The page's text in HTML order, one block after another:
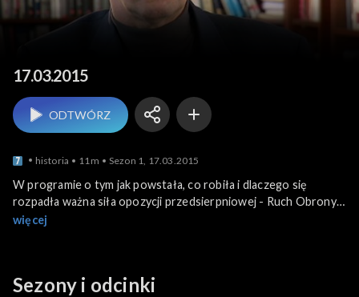
17.03.2015
ODTWÓRZ
historia 11m Sezon 1, 17.03.2015
W programie o tym jak powstała, co robiła i dlaczego się
rozpadła ważna siła opozycji przedsierpniowej - Ruch Obrony
Praw Człowieka i Obywatela. Mówimy też kto i dlaczego
więcej
Sezony i odcinki